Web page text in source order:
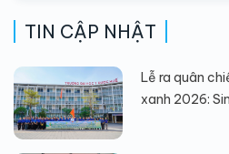
TIN CẬP NHẬT
Lễ ra quân
xanh 2026: